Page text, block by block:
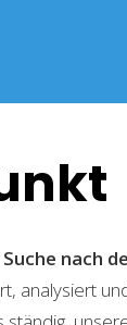
nach
analysiert